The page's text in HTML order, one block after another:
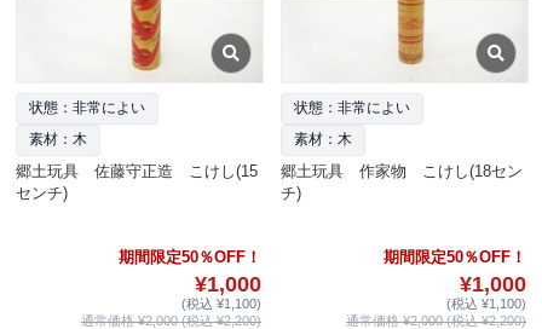
状態：非常によい
素材：木
郷土玩具 佐藤守正造 こけし(15
センチ)
期間限定50％OFF！
¥1,000
(税込 ¥1,100)
通常価格 ¥2,000 (税込 ¥2,200)
状態：非常によい
素材：木
郷土玩具 作家物 こけし(18セン
チ)
期間限定50％OFF！
¥1,000
(税込 ¥1,100)
通常価格 ¥2,000 (税込 ¥2,200)